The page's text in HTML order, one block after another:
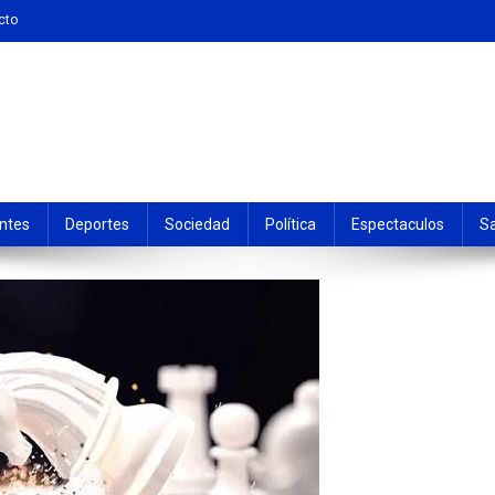
Deportes Sociedad Política Espectaculos